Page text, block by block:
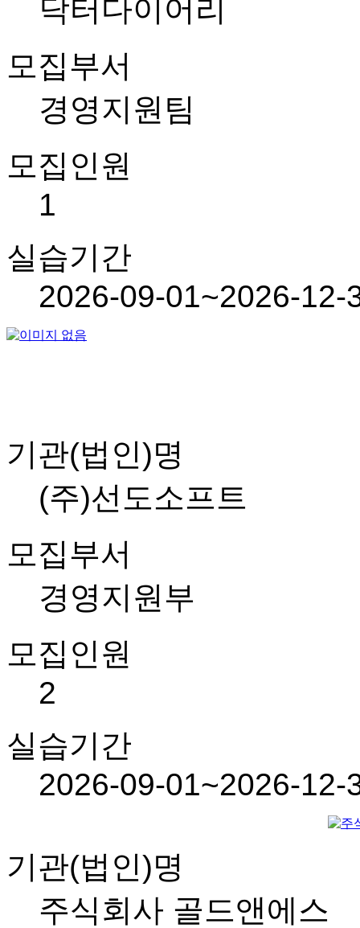
닥터다이어리
모집부서
경영지원팀
모집인원
1
실습기간
2026-09-01~2026-12-
기관(법인)명
(주)선도소프트
모집부서
경영지원부
모집인원
2
실습기간
2026-09-01~2026-12-
기관(법인)명
주식회사 골드앤에스